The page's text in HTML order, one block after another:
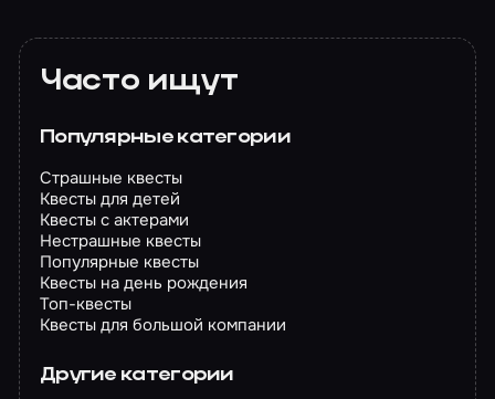
Часто ищут
Популярные категории
Страшные квесты
Квесты для детей
Квесты с актерами
Нестрашные квесты
Популярные квесты
Квесты на день рождения
Топ-квесты
Квесты для большой компании
Другие категории